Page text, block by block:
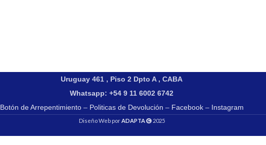
Uruguay 461 , Piso 2 Dpto A , CABA
Whatsapp: +54 9 11 6002 6742
Botón de Arrepentimiento– Politicas de Devolución – Facebook– Instagram
Diseño Web porADAPTA 2025